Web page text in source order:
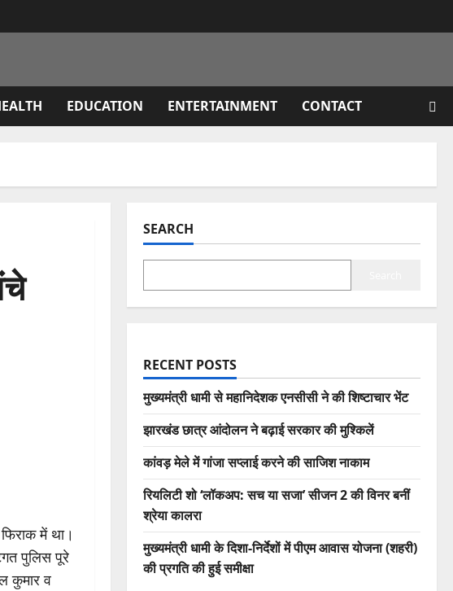
EDUCATION ENTERTAINMENT CONTACT
में था।
पुलिस पूरे
कुमार व
SEARCH
RECENT POSTS
मुख्यमंत्री धामी से महानिदेशक एनसीसी ने की शिष्टाचार भेंट
झारखंड छात्र आंदोलन ने बढ़ाई सरकार की मुश्किलें
कांवड़ मेले में गांजा सप्लाई करने की साजिश नाकाम
रियलिटी शो ‘लॉकअप: सच या सजा’ सीजन 2 की विनर बनीं
श्रेया कालरा
मुख्यमंत्री धामी के दिशा-निर्देशों में पीएम आवास योजना (शहरी)
की प्रगति की हुई समीक्षा